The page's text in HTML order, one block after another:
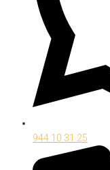
944 10 31 25